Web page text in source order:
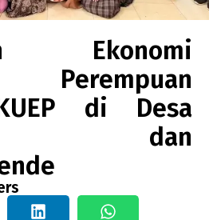
Ekonomi
Perempuan
di Desa
dan